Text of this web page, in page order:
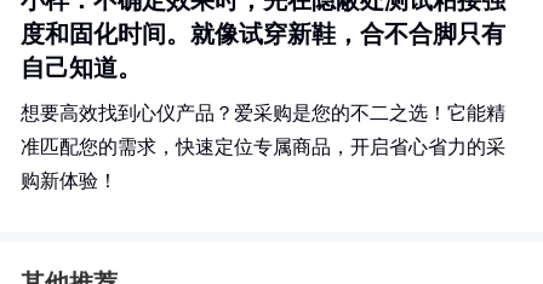
度和固化时间。就像试穿新鞋，合不合脚只有
自己知道。
想要高效找到心仪产品？爱采购是您的不二之选！它能精
准匹配您的需求，快速定位专属商品，开启省心省力的采
购新体验！